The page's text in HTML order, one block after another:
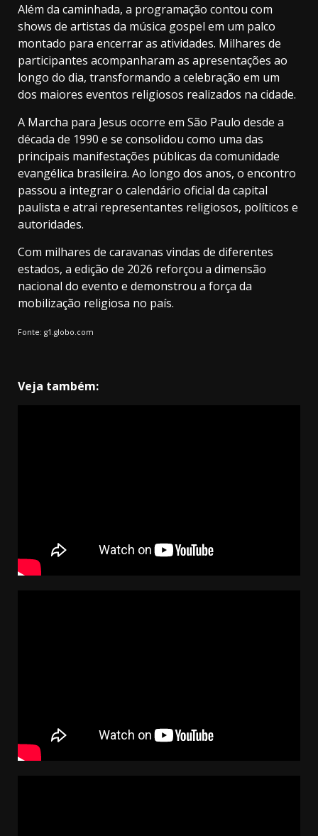
Além da caminhada, a programação contou com
shows de artistas da música gospel em um palco
montado para encerrar as atividades. Milhares de
participantes acompanharam as apresentações ao
longo do dia, transformando a celebração em um
dos maiores eventos religiosos realizados na cidade.
A Marcha para Jesus ocorre em São Paulo desde a
década de 1990 e se consolidou como uma das
principais manifestações públicas da comunidade
evangélica brasileira. Ao longo dos anos, o encontro
passou a integrar o calendário oficial da capital
paulista e atrai representantes religiosos, políticos e
autoridades.
Com milhares de caravanas vindas de diferentes
estados, a edição de 2026 reforçou a dimensão
nacional do evento e demonstrou a força da
mobilização religiosa no país.
Fonte: g1.globo.com
Veja também: